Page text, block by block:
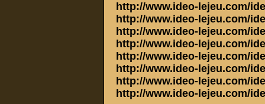
http://www.ideo-lejeu.com/
http://www.ideo-lejeu.com/
http://www.ideo-lejeu.com/
http://www.ideo-lejeu.com/
http://www.ideo-lejeu.com/
http://www.ideo-lejeu.com/
http://www.ideo-lejeu.com/
http://www.ideo-lejeu.com/